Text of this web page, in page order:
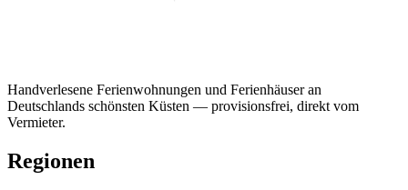
Handverlesene Ferienwohnungen und Ferienhäuser an
Deutschlands schönsten Küsten — provisionsfrei, direkt vom
Vermieter.
Regionen